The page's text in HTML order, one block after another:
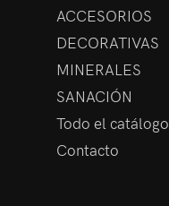
ACCESORIOS
DECORATIVAS
MINERALES
SANACIÓN
Todo el catálogo
Contacto